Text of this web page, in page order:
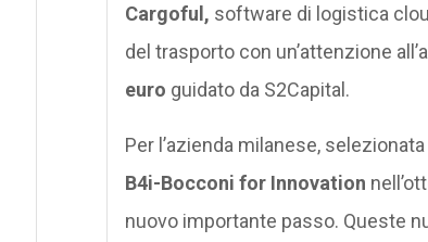
Cargoful, software di logistica
del trasporto con un’attenzione
euro guidato da S2Capital.
Per l’azienda milanese,
B4i-Bocconi for Innovation
nuovo importante passo. Queste